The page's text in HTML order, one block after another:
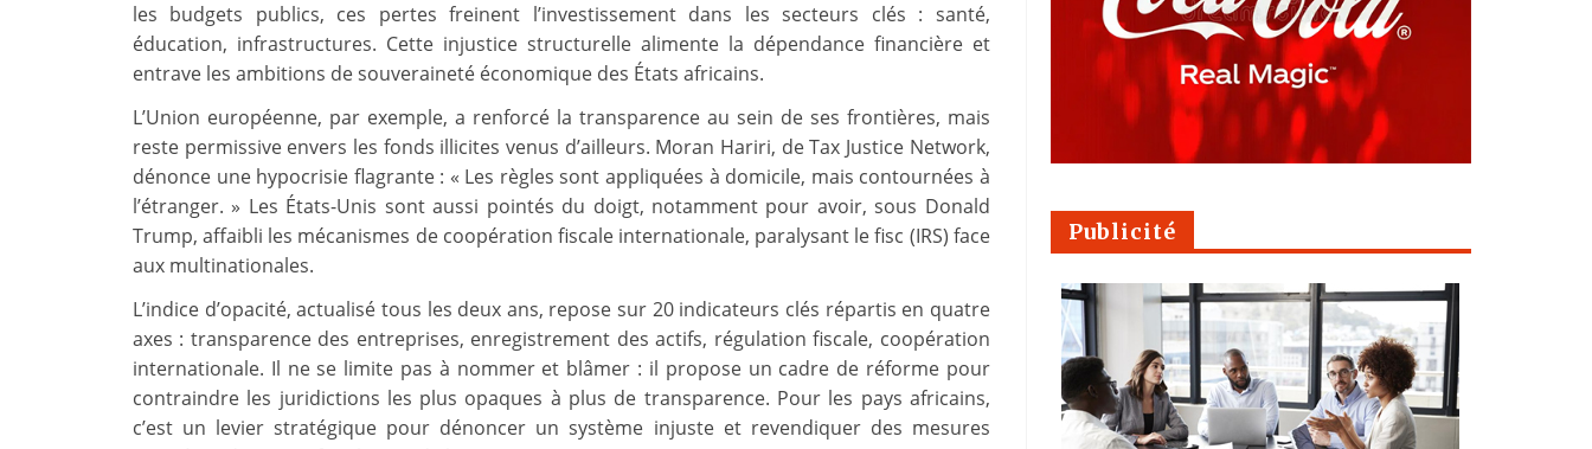
les budgets publics, ces pertes freinent l’investissement dans les secteurs clés : santé,
éducation, infrastructures. Cette injustice structurelle alimente la dépendance financière et
entrave les ambitions de souveraineté économique des États africains.
L’Union européenne, par exemple, a renforcé la transparence au sein de ses frontières, mais
reste permissive envers les fonds illicites venus d’ailleurs. Moran Hariri, de Tax Justice Network,
dénonce une hypocrisie flagrante : « Les règles sont appliquées à domicile, mais contournées à
l’étranger. » Les États-Unis sont aussi pointés du doigt, notamment pour avoir, sous Donald
Trump, affaibli les mécanismes de coopération fiscale internationale, paralysant le fisc (IRS) face
aux multinationales.
L’indice d’opacité, actualisé tous les deux ans, repose sur 20 indicateurs clés répartis en quatre
axes : transparence des entreprises, enregistrement des actifs, régulation fiscale, coopération
internationale. Il ne se limite pas à nommer et blâmer : il propose un cadre de réforme pour
contraindre les juridictions les plus opaques à plus de transparence. Pour les pays africains,
c’est un levier stratégique pour dénoncer un système injuste et revendiquer des mesures
Publicité